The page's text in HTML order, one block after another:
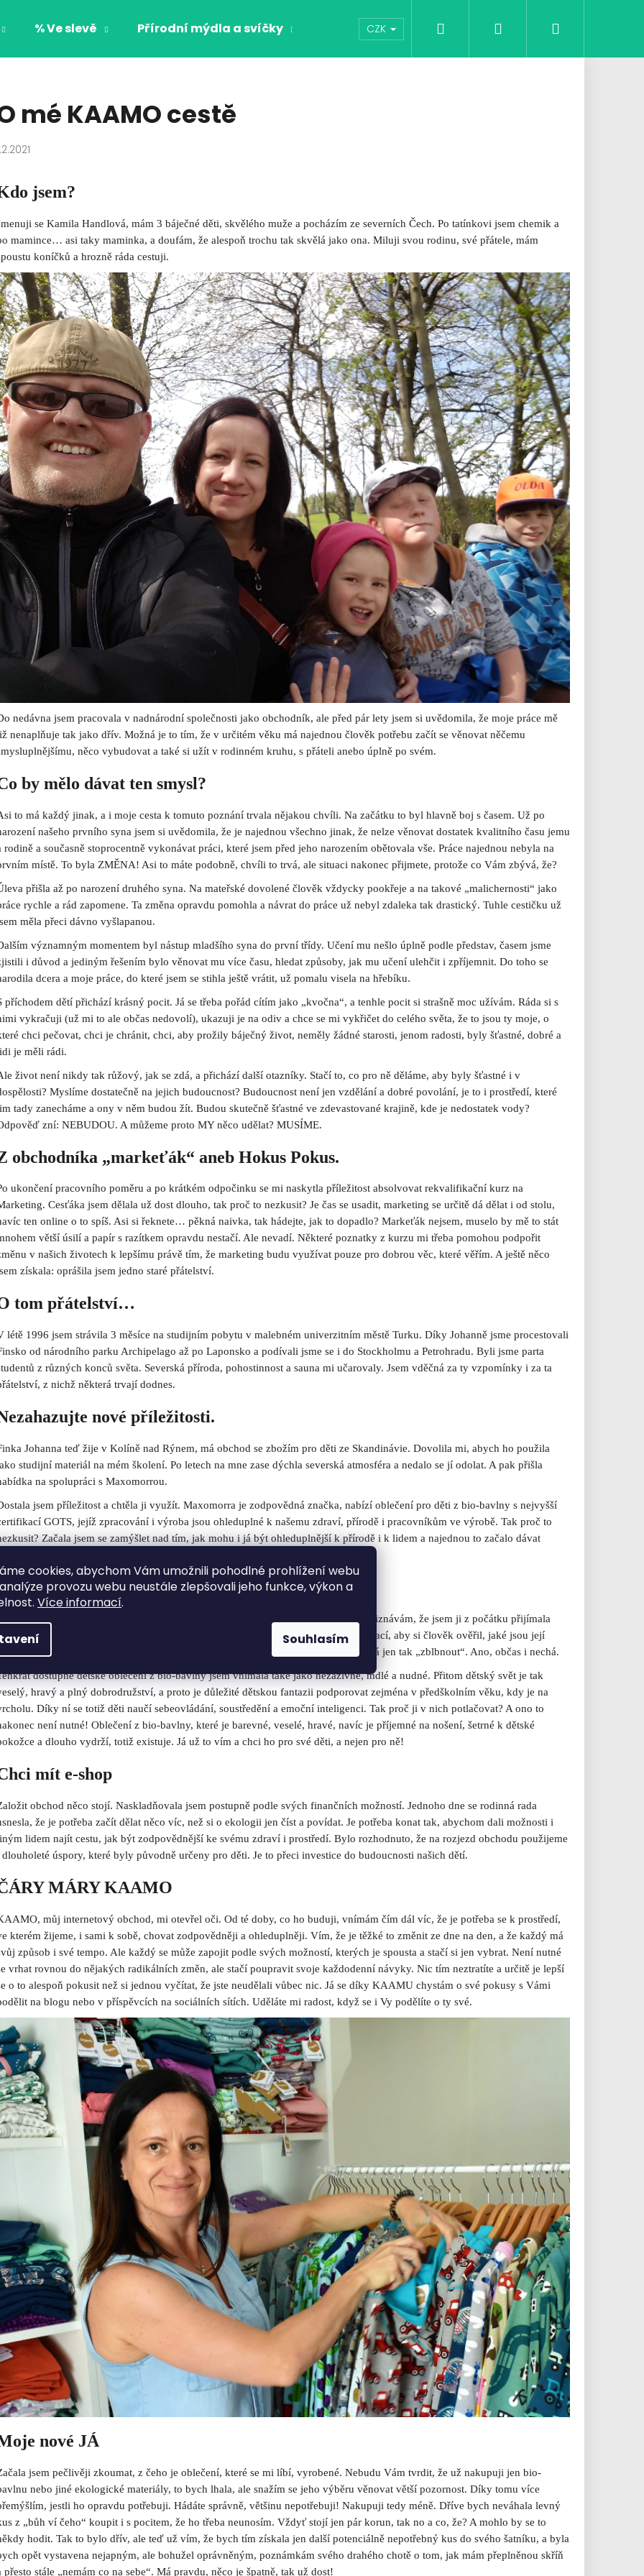
cookies, abychom Vám umožnili pohodlné prohlížení webu
provozu webu neustále zlepšovali jeho funkce, výkon a
Více informací.
Souhlasím
% Ve slevě Přírodní mýdla a svíčky Vouchery Moje oblíbené Hodnocení
CZK Přihlášení
mé KAAMO cestě
jsem?
se Kamila Handlová, mám 3 báječné děti, skvělého muže a pocházím ze severních Čech. Po tatínkovi jsem chemik a
mamince… asi taky maminka, a doufám, že alespoň trochu tak skvělá jako ona. Miluji svou rodinu, své přátele, mám
koníčků a hrozně ráda cestuji.
nedávna jsem pracovala v nadnárodní společnosti jako obchodník, ale před pár lety jsem si uvědomila, že moje práce mě
nenaplňuje tak jako dřív. Možná je to tím, že v určitém věku má najednou člověk potřebu začít se věnovat něčemu
něco vybudovat a také si užít v rodinném kruhu, s přáteli anebo úplně po svém.
by mělo dávat ten smysl?
to má každý jinak, a i moje cesta k tomuto poznání trvala nějakou chvíli. Na začátku to byl hlavně boj s časem. Už po
našeho prvního syna jsem si uvědomila, že je najednou všechno jinak, že nelze věnovat dostatek kvalitního času jemu
rodině a současně stoprocentně vykonávat práci, které jsem před jeho narozením obětovala vše. Práce najednou nebyla na
místě. To byla ZMĚNA! Asi to máte podobně, chvíli to trvá, ale situaci nakonec přijmete, protože co Vám zbývá, že?
přišla až po narození druhého syna. Na mateřské dovolené člověk vždycky pookřeje a na takové „malichernosti“ jako
rychle a rád zapomene. Ta změna opravdu pomohla a návrat do práce už nebyl zdaleka tak drastický. Tuhle cestičku už
měla přeci dávno vyšlapanou.
významným momentem byl nástup mladšího syna do první třídy. Učení mu nešlo úplně podle představ, časem jsme
i důvod a jediným řešením bylo věnovat mu více času, hledat způsoby, jak mu učení ulehčit i zpříjemnit. Do toho se
dcera a moje práce, do které jsem se stihla ještě vrátit, už pomalu visela na hřebíku.
příchodem dětí přichází krásný pocit. Já se třeba pořád cítím jako „kvočna“, a tenhle pocit si strašně moc užívám. Ráda si s
vykračuji (už mi to ale občas nedovolí), ukazuji je na odiv a chce se mi vykřičet do celého světa, že to jsou ty moje, o
chci pečovat, chci je chránit, chci, aby prožily báječný život, neměly žádné starosti, jenom radosti, byly šťastné, dobré a
je měli rádi.
život není nikdy tak růžový, jak se zdá, a přichází další otazníky. Stačí to, co pro ně děláme, aby byly šťastné i v
Myslíme dostatečně na jejich budoucnost? Budoucnost není jen vzdělání a dobré povolání, je to i prostředí, které
tady zanecháme a ony v něm budou žít. Budou skutečně šťastné ve zdevastované krajině, kde je nedostatek vody?
zní: NEBUDOU. A můžeme proto MY něco udělat? MUSÍME.
obchodníka „markeťák“ aneb Hokus Pokus.
ukončení pracovního poměru a po krátkém odpočinku se mi naskytla příležitost absolvovat rekvalifikační kurz na
Cesťáka jsem dělala už dost dlouho, tak proč to nezkusit? Je čas se usadit, marketing se určitě dá dělat i od stolu,
ten online o to spíš. Asi si řeknete… pěkná naivka, tak hádejte, jak to dopadlo? Markeťák nejsem, muselo by mě to stát
větší úsilí a papír s razítkem opravdu nestačí. Ale nevadí. Některé poznatky z kurzu mi třeba pomohou podpořit
v našich životech k lepšímu právě tím, že marketing budu využívat pouze pro dobrou věc, které věřím. A ještě něco
získala: oprášila jsem jedno staré přátelství.
tom přátelství…
létě 1996 jsem strávila 3 měsíce na studijním pobytu v malebném univerzitním městě Turku. Díky Johanně jsme procestovali
od národního parku Archipelago až po Laponsko a podívali jsme se i do Stockholmu a Petrohradu. Byli jsme parta
z různých konců světa. Severská příroda, pohostinnost a sauna mi učarovaly. Jsem vděčná za ty vzpomínky i za ta
z nichž některá trvají dodnes.
nové příležitosti.
Johanna teď žije v Kolíně nad Rýnem, má obchod se zbožím pro děti ze Skandinávie. Dovolila mi, abych ho použila
studijní materiál na mém školení. Po letech na mne zase dýchla severská atmosféra a nedalo se jí odolat. A pak přišla
na spolupráci s Maxomorrou.
jsem příležitost a chtěla ji využít. Maxomorra je zodpovědná značka, nabízí oblečení pro děti z bio-bavlny s nejvyšší
GOTS, jejíž zpracování i výroba jsou ohleduplné k našemu zdraví, přírodě i pracovníkům ve výrobě. Tak proč to
Začala jsem se zamýšlet nad tím, jak mohu i já být ohleduplnější k přírodě i k lidem a najednou to začalo dávat
či vyzdvihovaná bio-bavlna?
tu byla, už si ani nepamatuji, kdy jsem ji začala vnímat, ale dobrovolně přiznávám, že jsem ji z počátku přijímala
skepticky. Vymlouvám se na to, že v té době nebyl k dispozici dostatek informací, aby si člověk ověřil, jaké jsou její
a také jsem se vždy považovala za rozumnou holku, která se přeci nenechá jen tak „zblbnout“. Ano, občas i nechá.
dostupné dětské oblečení z bio-bavlny jsem vnímala také jako nezáživné, mdlé a nudné. Přitom dětský svět je tak
hravý a plný dobrodružství, a proto je důležité dětskou fantazii podporovat zejména v předškolním věku, kdy je na
Díky ní se totiž děti naučí sebeovládání, soustředění a emoční inteligenci. Tak proč ji v nich potlačovat? A ono to
není nutné! Oblečení z bio-bavlny, které je barevné, veselé, hravé, navíc je příjemné na nošení, šetrné k dětské
a dlouho vydrží, totiž existuje. Já už to vím a chci ho pro své děti, a nejen pro ně!
mít e-shop
obchod něco stojí. Naskladňovala jsem postupně podle svých finančních možností. Jednoho dne se rodinná rada
že je potřeba začít dělat něco víc, než si o ekologii jen číst a povídat. Je potřeba konat tak, abychom dali možnosti i
lidem najít cestu, jak být zodpovědnější ke svému zdraví i prostředí. Bylo rozhodnuto, že na rozjezd obchodu použijeme
úspory, které byly původně určeny pro děti. Je to přeci investice do budoucnosti našich dětí.
MÁRY KAAMO
můj internetový obchod, mi otevřel oči. Od té doby, co ho buduji, vnímám čím dál víc, že je potřeba se k prostředí,
kterém žijeme, i sami k sobě, chovat zodpovědněji a ohleduplněji. Vím, že je těžké to změnit ze dne na den, a že každý má
způsob i své tempo. Ale každý se může zapojit podle svých možností, kterých je spousta a stačí si jen vybrat. Není nutné
vrhat rovnou do nějakých radikálních změn, ale stačí poupravit svoje každodenní návyky. Nic tím neztratíte a určitě je lepší
o to alespoň pokusit než si jednou vyčítat, že jste neudělali vůbec nic. Já se díky KAAMU chystám o své pokusy s Vámi
na blogu nebo v příspěvcích na sociálních sítích. Uděláte mi radost, když se i Vy podělíte o ty své.
nové JÁ
jsem pečlivěji zkoumat, z čeho je oblečení, které se mi líbí, vyrobené. Nebudu Vám tvrdit, že už nakupuji jen bio-
nebo jiné ekologické materiály, to bych lhala, ale snažím se jeho výběru věnovat větší pozornost. Díky tomu více
jestli ho opravdu potřebuji. Hádáte správně, většinu nepotřebuji! Nakupuji tedy méně. Dříve bych neváhala levný
z „bůh ví čeho“ koupit i s pocitem, že ho třeba neunosím. Vždyť stojí jen pár korun, tak no a co, že? A mohlo by se to
hodit. Tak to bylo dřív, ale teď už vím, že bych tím získala jen další potenciálně nepotřebný kus do svého šatníku, a byla
opět vystavena nejapným, ale bohužel oprávněným, poznámkám svého drahého chotě o tom, jak mám přeplněnou skříň
přesto stále „nemám co na sebe“. Má pravdu, něco je špatně, tak už dost!
Doporučujeme
BOXERKY BAT MAXOMORRA
Kč
CHLAPECKÉ BOXERKY NORDIC OWL
MAXOMORRA
290 Kč